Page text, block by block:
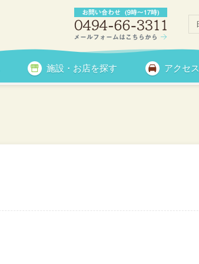
施設・お店を探す アクセス